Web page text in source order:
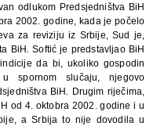
odlukom Predsjedništva BiH
2002. godine, kada je počelo
za reviziju iz Srbije, Sud je,
BiH. Softić je predstavljao BiH
da bi, ukoliko gospodin
spornom slučaju, njegovo
BiH. Drugim riječima,
od 4. oktobra 2002. godine i u
a Srbija to nije dovodila u